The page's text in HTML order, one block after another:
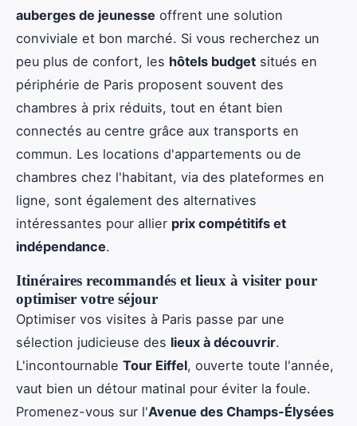
auberges de jeunesse offrent une solution
conviviale et bon marché. Si vous recherchez un
peu plus de confort, les hôtels budget situés en
périphérie de Paris proposent souvent des
chambres à prix réduits, tout en étant bien
connectés au centre grâce aux transports en
commun. Les locations d'appartements ou de
chambres chez l'habitant, via des plateformes en
ligne, sont également des alternatives
intéressantes pour allier prix compétitifs et
indépendance.
Itinéraires recommandés et lieux à visiter pour
optimiser votre séjour
Optimiser vos visites à Paris passe par une
sélection judicieuse des lieux à découvrir.
L'incontournable Tour Eiffel, ouverte toute l'année,
vaut bien un détour matinal pour éviter la foule.
Promenez-vous sur l'Avenue des Champs-Élysées